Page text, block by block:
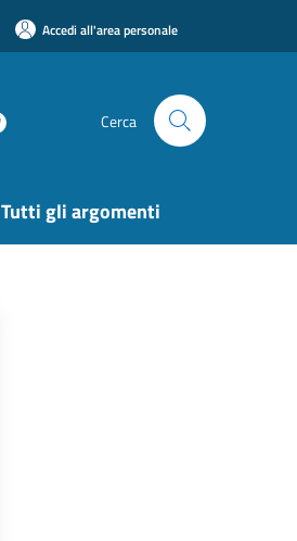
Accedi all'area personale
Cerca
Tutti gli argomenti